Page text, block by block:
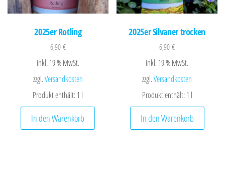
2025er Rotling
6,90€
inkl. 19 % MwSt.
zzgl.Versandkosten
Produkt enthält: 1 l
In den Warenkorb
2025er Silvaner trocken
6,90€
inkl. 19 % MwSt.
zzgl.Versandkosten
Produkt enthält: 1 l
In den Warenkorb